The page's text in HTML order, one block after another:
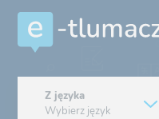
Z języka
Wybierz język